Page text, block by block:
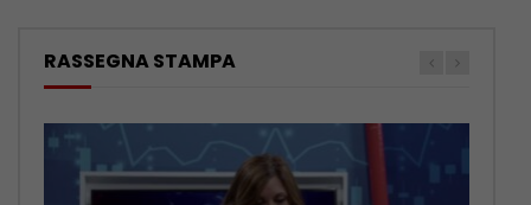
RASSEGNA STAMPA